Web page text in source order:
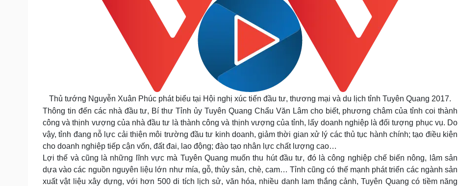
Blog
Tình yêu - Gia đình
Di sản
Thời trang
Sao Việt
Thủ tướng Nguyễn Xuân Phúc phát biểu tại Hội nghị xúc tiến đầu tư, thương mại và du lịch tỉnh Tuyên Quang 2017.
Thông tin đến các nhà đầu tư, Bí thư Tỉnh ủy Tuyên Quang Chẩu Văn Lâm cho biết, phương châm của tỉnh coi thành
công và thịnh vượng của nhà đầu tư là thành công và thịnh vượng của tỉnh, lấy doanh nghiệp là đối tượng phục vụ. Do
vậy, tỉnh đang nỗ lực cải thiện môi trường đầu tư kinh doanh, giảm thời gian xử lý các thủ tục hành chính; tạo điều kiện
cho doanh nghiệp tiếp cận vốn, đất đai, lao động; đào tạo nhân lực chất lượng cao…
Lợi thế và cũng là những lĩnh vực mà Tuyên Quang muốn thu hút đầu tư, đó là công nghiệp chế biến nông, lâm sản
dựa vào các nguồn nguyên liệu lớn như mía, gỗ, thủy sản, chè, cam… Tỉnh cũng có thế mạnh phát triển các ngành sản
xuất vật liệu xây dựng, với hơn 500 di tích lịch sử, văn hóa, nhiều danh lam thắng cảnh, Tuyên Quang có tiềm năng